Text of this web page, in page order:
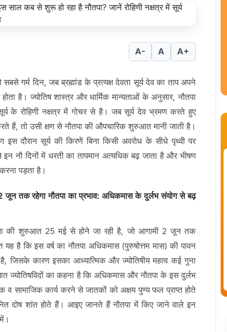
A- A A+
सबसे गर्म दिन, जब ब्रह्मांड के प्रत्यक्ष देवता सूर्य देव का ताप अपने
है। ज्योतिष शास्त्र और धार्मिक मान्यताओं के अनुसार, नौतपा
के रोहिणी नक्षत्र में गोचर से है। जब सूर्य देव भ्रमण करते हुए
हैं, तो उसी क्षण से नौतपा की औपचारिक शुरुआत मानी जाती है।
इस दौरान सूर्य की किरणें बिना किसी अवरोध के सीधे पृथ्वी पर
नौ दिनों में धरती का तापमान अत्यधिक बढ़ जाता है और भीषण
पड़ता है।
तक रहेगा नौतपा का प्रभाव: अधिकमास के दुर्लभ संयोग से बढ़
की शुरुआत 25 मई से होने जा रही है, जो आगामी 2 जून तक
यह है कि इस वर्ष का नौतपा अधिकमास (पुरुषोत्तम मास) की पावन
जिसके कारण इसका आध्यात्मिक और ज्योतिषीय महत्व कई गुना
ज्योतिषविदों का कहना है कि अधिकमास और नौतपा के इस दुर्लभ
व सामाजिक कार्य करने से जातकों को अक्षय पुण्य फल प्राप्त होते
दोष शांत होते हैं। आइए जानते हैं नौतपा में किए जाने वाले इन